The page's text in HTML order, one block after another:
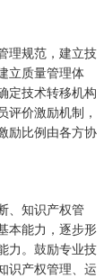
理规范，建立技
立质量管理体
定技术转移机构
评价激励机制，
励比例由各方协
、知识产权管
本能力，逐步形
力。鼓励专业技
识产权管理、运